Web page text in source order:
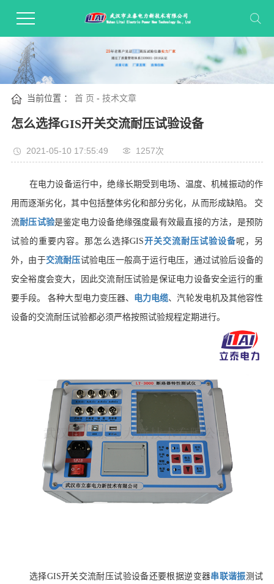
当前位置 ： 首 页 - 技术文章
怎么选择GIS开关交流耐压试验设备
2021-05-10 17:55:49 1257次
在电力设备运行中，绝缘长期受到电场、温度、机械振动的作
用而逐渐劣化，其中包括整体劣化和部分劣化，从而形成缺陷。 交
流耐压试验是鉴定电力设备绝缘强度最有效最直接的方法，是预防
试验的重要内容。那怎么选择GIS开关交流耐压试验设备呢，另
外，由于交流耐压试验电压一般高于运行电压，通过试验后设备的
安全裕度会变大，因此交流耐压试验是保证电力设备安全运行的重
要手段。 各种大型电力变压器、 电力电缆、汽轮发电机及其他容性
设备的交流耐压试验都必须严格按照试验规程定期进行。
选择GIS开关交流耐压试验设备还要根据逆变器串联谐振测试